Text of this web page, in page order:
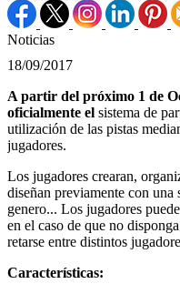
Noticias
18/09/2017
A partir del próximo 1 de
oficialmente el sistema de
utilización de las pistas
jugadores.
Los jugadores crearan,
diseñan previamente con
genero... Los jugadores
en el caso de que no
retarse entre distintos
Características: